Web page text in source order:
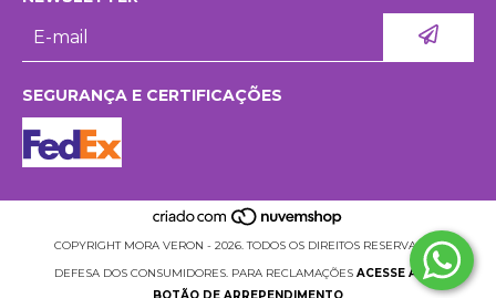
SEGURANÇA E CERTIFICAÇÕES
COPYRIGHT MORA VERON - 2026. TODOS OS DIREITOS RESERVADOS.
DEFESA DOS CONSUMIDORES. PARA RECLAMAÇÕES ACESSE AQUI.